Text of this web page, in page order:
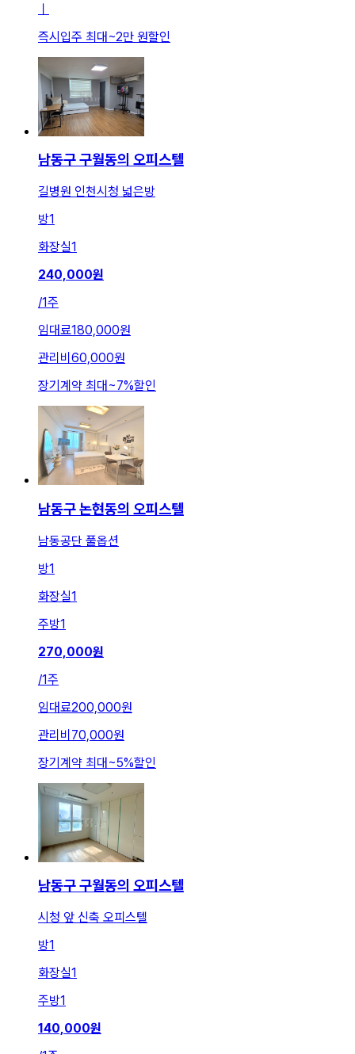
ㅣ
즉시입주 최대~2만 원할인
남동구 구월동의 오피스텔
길병원 인천시청 넓은방
방1
화장실1
240,000원
/1주
임대료180,000원
관리비 60,000원
장기계약 최대 ~7%할인
남동구 논현동의 오피스텔
남동공단 풀옵션
방1
화장실1
주방1
270,000원
/1주
임대료200,000원
관리비 70,000원
장기계약 최대~5%할인
남동구 구월동의 오피스텔
시청 앞 신축 오피스텔
방1
화장실1
주방1
140,000원